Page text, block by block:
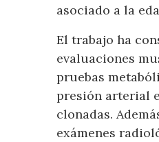
asociado a la
El trabajo ha
evaluaciones
pruebas
presión arterial
clonadas.
exámenes